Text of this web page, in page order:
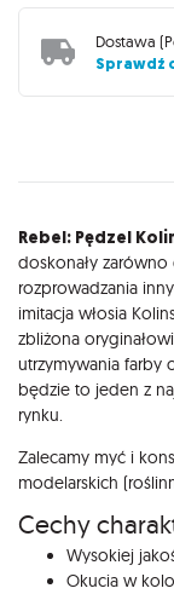
Dostawa (
Sprawdź
Opis
Rebel: Pędzel
doskonały
rozprowadzania
imitacja włosia
zbliżona
utrzymywania farby
będzie to jeden z
rynku.
Zalecamy myć i
modelarskich
Cechy
Wysokiej
Okucia w